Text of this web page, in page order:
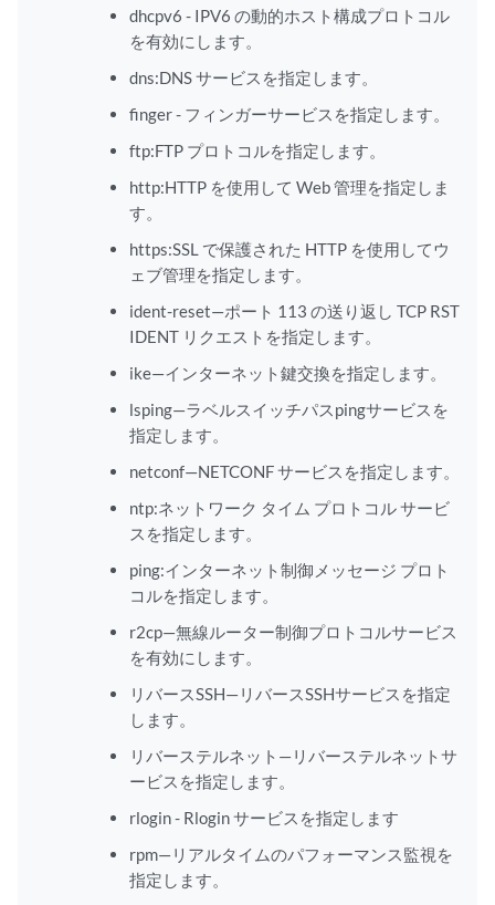
dhcpv6 - IPV6 の動的ホスト構成プロトコル
を有効にします。
dns:DNS サービスを指定します。
finger - フィンガーサービスを指定します。
ftp:FTP プロトコルを指定します。
http:HTTP を使用して Web 管理を指定しま
す。
https:SSL で保護された HTTP を使用してウ
ェブ管理を指定します。
ident-reset—ポート 113 の送り返し TCP RST
IDENT リクエストを指定します。
ike—インターネット鍵交換を指定します。
lsping—ラベルスイッチパスpingサービスを
指定します。
netconf—NETCONF サービスを指定します。
ntp:ネットワーク タイム プロトコル サービ
スを指定します。
ping:インターネット制御メッセージ プロト
コルを指定します。
r2cp—無線ルーター制御プロトコルサービス
を有効にします。
リバースSSH—リバースSSHサービスを指定
します。
リバーステルネット—リバーステルネットサ
ービスを指定します。
rlogin - Rlogin サービスを指定します
rpm—リアルタイムのパフォーマンス監視を
指定します。